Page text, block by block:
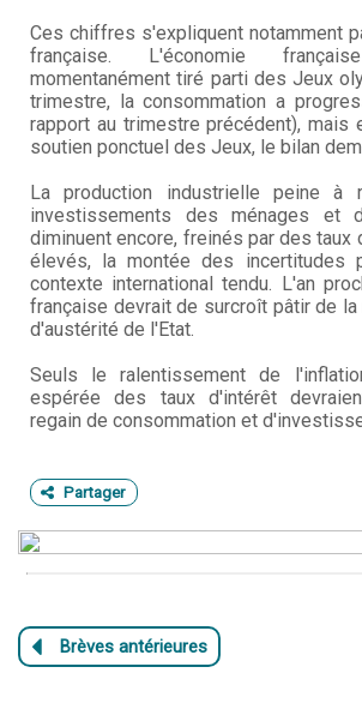
Ces chiffres s'expliquent notamment
française. L'économie
momentanément tiré parti des Jeux
trimestre, la consommation a
rapport au trimestre précédent), mais
soutien ponctuel des Jeux, le bilan
La production industrielle peine à
investissements des ménages et
diminuent encore, freinés par des taux
élevés, la montée des incertitudes
contexte international tendu. L'an
française devrait de surcroît pâtir de
d'austérité de l'Etat.
Seuls le ralentissement de
espérée des taux d'intérêt
regain de consommation et
Partager